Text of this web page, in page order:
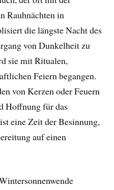
Rauhnächten in
die längste Nacht des
von Dunkelheit zu
sie mit Ritualen,
Feiern begangen.
von Kerzen oder Feuern
Hoffnung für das
eine Zeit der Besinnung,
auf einen